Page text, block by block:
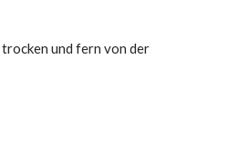
und fern von der